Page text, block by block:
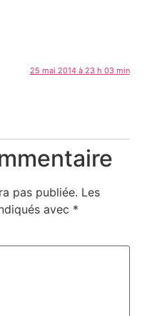
25 mai 2014 à 23 h 03 min
pas publiée. Les
avec *